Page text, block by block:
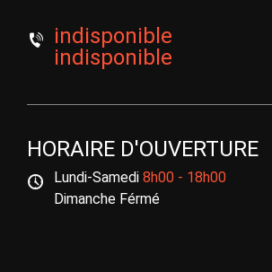
indisponible
indisponible
HORAIRE D'OUVERTURE
Lundi-Samedi 8h00 - 18h00
Dimanche Férmé